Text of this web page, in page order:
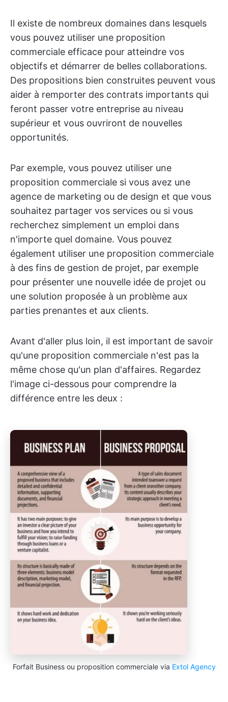
Il existe de nombreux domaines dans lesquels
vous pouvez utiliser une proposition
commerciale efficace pour atteindre vos
objectifs et démarrer de belles collaborations.
Des propositions bien construites peuvent vous
aider à remporter des contrats importants qui
feront passer votre entreprise au niveau
supérieur et vous ouvriront de nouvelles
opportunités.
Par exemple, vous pouvez utiliser une
proposition commerciale si vous avez une
agence de marketing ou de design et que vous
souhaitez partager vos services ou si vous
recherchez simplement un emploi dans
n'importe quel domaine. Vous pouvez
également utiliser une proposition commerciale
à des fins de gestion de projet, par exemple
pour présenter une nouvelle idée de projet ou
une solution proposée à un problème aux
parties prenantes et aux clients.
Avant d'aller plus loin, il est important de savoir
qu'une proposition commerciale n'est pas la
même chose qu'un plan d'affaires. Regardez
l'image ci-dessous pour comprendre la
différence entre les deux :
Forfait Business ou proposition commerciale via Extol Agency